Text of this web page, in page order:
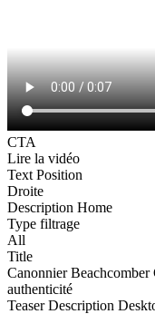
CTA
Lire la vidéo
Text Position
Droite
Description Home
Type filtrage
All
Title
Canonnier
authenticité
Teaser Description